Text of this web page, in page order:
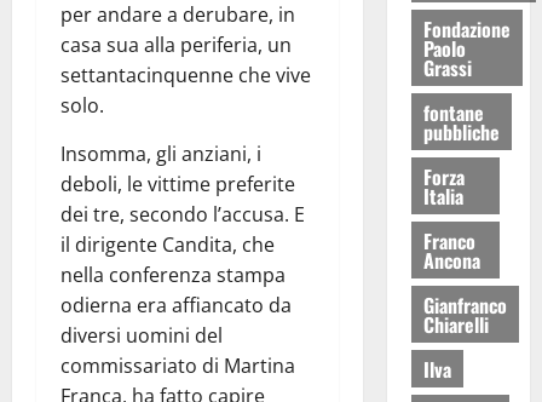
per andare a derubare, in
casa sua alla periferia, un
settantacinquenne che vive
solo.
Insomma, gli anziani, i
deboli, le vittime preferite
dei tre, secondo l’accusa. E
il dirigente Candita, che
nella conferenza stampa
odierna era affiancato da
diversi uomini del
commissariato di Martina
Franca, ha fatto capire
Fondazione
Paolo
Grassi
fontane
pubbliche
Forza
Italia
Franco
Ancona
Gianfranco
Chiarelli
Ilva